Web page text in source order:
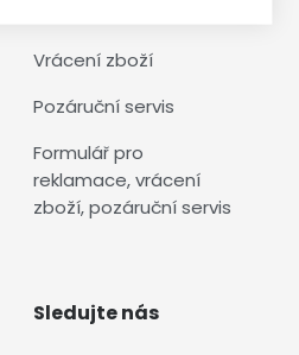
Vrácení zboží
Pozáruční servis
Formulář pro
reklamace, vrácení
zboží, pozáruční servis
Sledujte nás